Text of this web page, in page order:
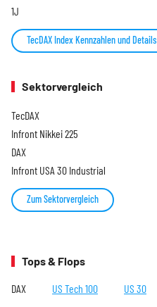
1J
TecDAX Index Kennzahlen und Details
Sektorvergleich
TecDAX
Infront Nikkei 225
DAX
Infront USA 30 Industrial
Zum Sektorvergleich
Tops & Flops
DAX US Tech 100 US 30